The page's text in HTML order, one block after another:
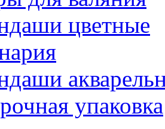
цветные
упаковка